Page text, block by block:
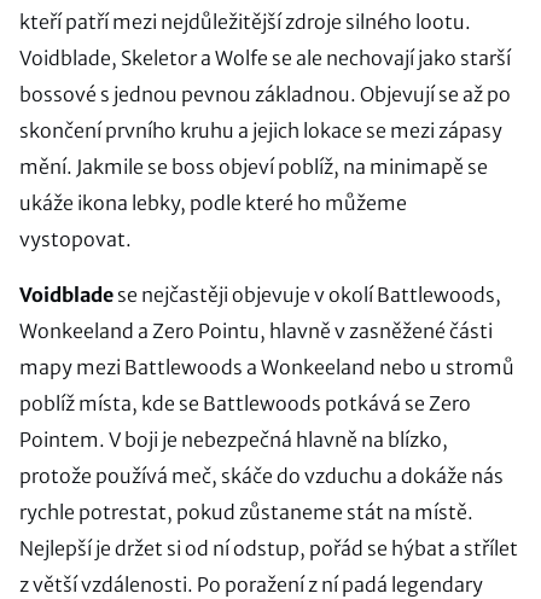
kteří patří mezi nejdůležitější zdroje silného lootu.
Voidblade, Skeletor a Wolfe se ale nechovají jako starší
bossové s jednou pevnou základnou. Objevují se až po
skončení prvního kruhu a jejich lokace se mezi zápasy
mění. Jakmile se boss objeví poblíž, na minimapě se
ukáže ikona lebky, podle které ho můžeme
vystopovat.
Voidblade se nejčastěji objevuje v okolí Battlewoods,
Wonkeeland a Zero Pointu, hlavně v zasněžené části
mapy mezi Battlewoods a Wonkeeland nebo u stromů
poblíž místa, kde se Battlewoods potkává se Zero
Pointem. V boji je nebezpečná hlavně na blízko,
protože používá meč, skáče do vzduchu a dokáže nás
rychle potrestat, pokud zůstaneme stát na místě.
Nejlepší je držet si od ní odstup, pořád se hýbat a střílet
z větší vzdálenosti. Po poražení z ní padá legendary